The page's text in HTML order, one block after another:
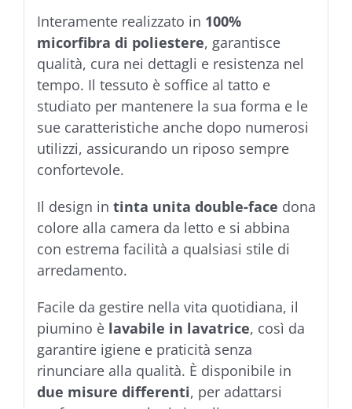
Interamente realizzato in 100%
micorfibra di poliestere, garantisce
qualità, cura nei dettagli e resistenza nel
tempo. Il tessuto è soffice al tatto e
studiato per mantenere la sua forma e le
sue caratteristiche anche dopo numerosi
utilizzi, assicurando un riposo sempre
confortevole.
Il design in tinta unita double-face dona
colore alla camera da letto e si abbina
con estrema facilità a qualsiasi stile di
arredamento.
Facile da gestire nella vita quotidiana, il
piumino è lavabile in lavatrice, così da
garantire igiene e praticità senza
rinunciare alla qualità. È disponibile in
due misure differenti, per adattarsi